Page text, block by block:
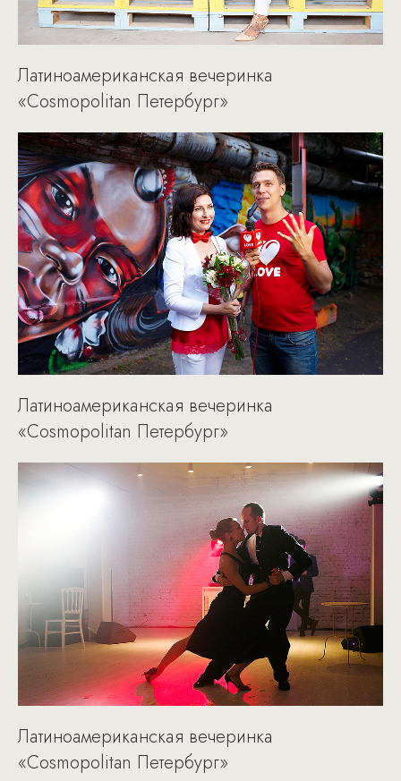
Латиноамериканская вечеринка
«Cosmopolitan Петербург»
Латиноамериканская вечеринка
«Cosmopolitan Петербург»
Латиноамериканская вечеринка
«Cosmopolitan Петербург»